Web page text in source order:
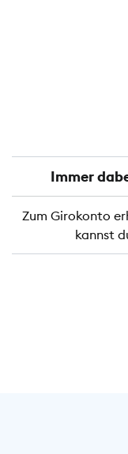
Immer
Zum Girokonto
kannst